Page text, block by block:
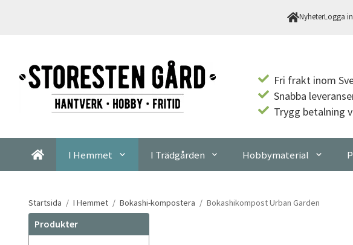
NyheterLogga in
Fri frakt inom
Snabba
Trygg betalning
I Hemmet I Trädgården Hobbymaterial
Startsida / I Hemmet / Bokashi-kompostera / Bokashikompost Urban Garden
Produkter